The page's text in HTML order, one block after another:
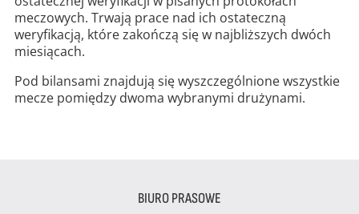
meczowych. Trwają prace nad ich ostateczną
weryfikacją, które zakończą się w najbliższych dwóch
miesiącach.
Pod bilansami znajdują się wyszczególnione wszystkie
mecze pomiędzy dwoma wybranymi drużynami.
BIURO PRASOWE